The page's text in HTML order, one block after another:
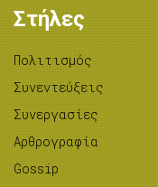
Στήλες
Πολιτισμός
Συνεντεύξεις
Συνεργασίες
Αρθρογραφία
Gossip